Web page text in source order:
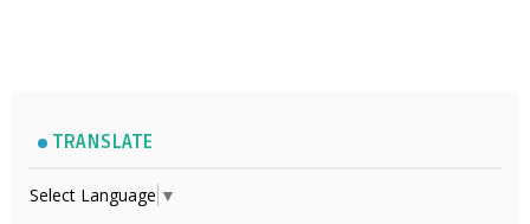
TRANSLATE
Select Language ▼